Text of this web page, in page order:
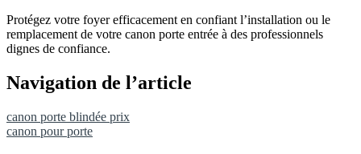
Protégez votre foyer efficacement en confiant l’installation ou le
remplacement de votre canon porte entrée à des professionnels
dignes de confiance.
Navigation de l’article
canon porte blindée prix
canon pour porte